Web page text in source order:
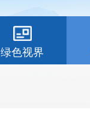
绿色视界